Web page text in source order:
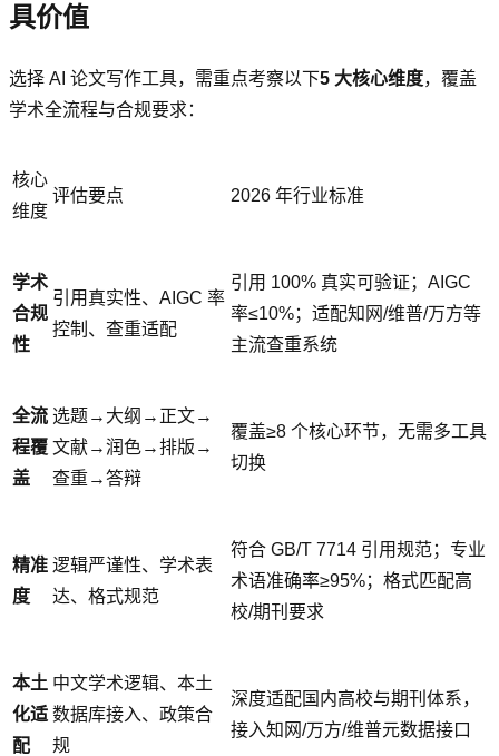
具价值
选择 AI 论文写作工具，需重点考察以下5 大核心维度，覆盖
学术全流程与合规要求：
核心
维度
评估要点 2026 年行业标准
学术
合规
性
引用真实性、AIGC 率
控制、查重适配
引用 100% 真实可验证；AIGC
率≤10%；适配知网/维普/万方等
主流查重系统
全流
程覆
盖
选题→大纲→正文→
文献→润色→排版→
查重→答辩
覆盖≥8 个核心环节，无需多工具
切换
精准
度
逻辑严谨性、学术表
达、格式规范
符合 GB/T 7714 引用规范；专业
术语准确率≥95%；格式匹配高
校/期刊要求
本土
化适
配
中文学术逻辑、本土
数据库接入、政策合
规
深度适配国内高校与期刊体系，
接入知网/万方/维普元数据接口